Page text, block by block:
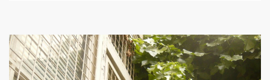
"AJASPHERE" le 30 août 2025 en la chapelle Reille
"I DIG THAT BOP" le 28 juin 2025 a Louvres (95) :